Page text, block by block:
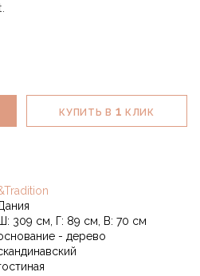
КУПИТЬ В 1 КЛИК
Ш: 309 см, Г: 89 см, В: 70 см
- дерево